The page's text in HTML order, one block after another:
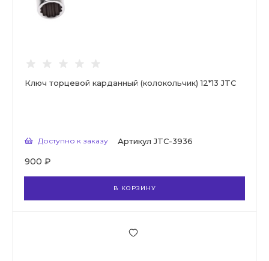
Ключ торцевой карданный (колокольчик) 12*13 JTC
Доступно к заказу Артикул JTC-3936
900 ₽
В КОРЗИНУ